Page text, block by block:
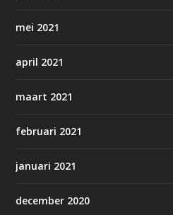
mei 2021
april 2021
maart 2021
februari 2021
januari 2021
december 2020